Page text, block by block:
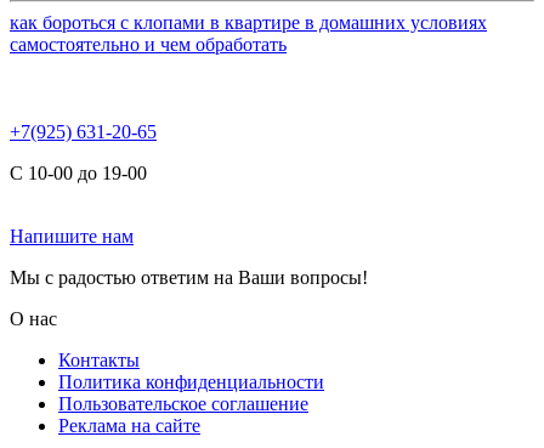
как бороться с клопами в квартире в домашних условиях
самостоятельно и чем обработать
+7(925) 631-20-65
С 10-00 до 19-00
Напишите нам
Мы с радостью ответим на Ваши вопросы!
О нас
Контакты
Политика конфиденциальности
Пользовательское соглашение
Реклама на сайте